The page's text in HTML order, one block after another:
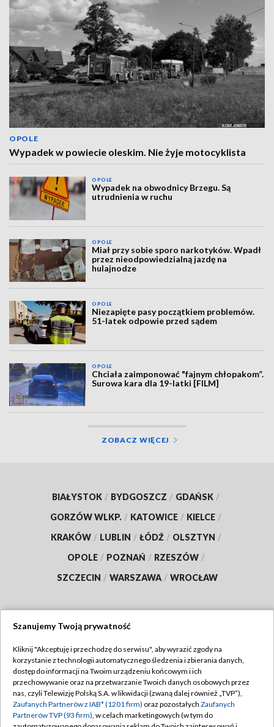
OPOLE
Wypadek w powiecie oleskim. Nie żyje motocyklista
OPOLE
Wypadek na obwodnicy Brzegu. Są
utrudnienia w ruchu
OPOLE
Miał przy sobie sporo narkotyków. Wpadł
przez nieodpowiedzialną jazdę na
hulajnodze
OPOLE
Niezapięte pasy początkiem problemów.
51-latek odpowie przed sądem
OPOLE
Chciała zaimponować "fajnym chłopakom”.
Surowa kara dla 19-latki [FILM]
ZOBACZ WIĘCEJ
BIAŁYSTOK / BYDGOSZCZ / GDAŃSK /
GORZÓW WLKP. / KATOWICE / KIELCE /
KRAKÓW / LUBLIN / ŁÓDŹ / OLSZTYN /
OPOLE / POZNAŃ / RZESZÓW /
SZCZECIN / WARSZAWA / WROCŁAW
TVP
Abonament TVP
Emisja w TVP
Centrum informacji TVP
Regulamin TVP
Polityka prywatności
Szanujemy Twoją prywatność
Kliknij "Akceptuję i przechodzę do serwisu", aby wyrazić zgody na
korzystanie z technologii automatycznego śledzenia i zbierania danych,
dostęp do informacji na Twoim urządzeniu końcowym i ich
przechowywanie oraz na przetwarzanie Twoich danych osobowych przez
nas, czyli Telewizję Polską S.A. w likwidacji (zwaną dalej również „TVP”),
Zaufanych Partnerów z IAB* (1201 firm) oraz pozostałych Zaufanych
Partnerów TVP (93 firm), w celach marketingowych (w tym do